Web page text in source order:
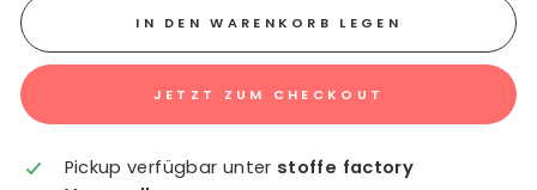
IN DEN WARENKORB LEGEN
JETZT ZUM CHECKOUT
Pickup verfügbar unter stoffe factory